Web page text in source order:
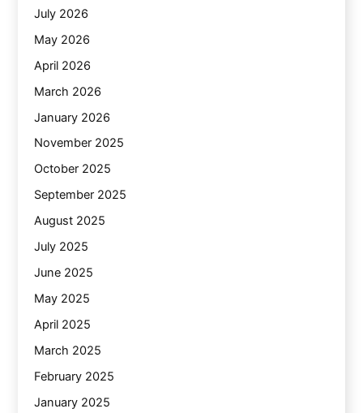
July 2026
May 2026
April 2026
March 2026
January 2026
November 2025
October 2025
September 2025
August 2025
July 2025
June 2025
May 2025
April 2025
March 2025
February 2025
January 2025